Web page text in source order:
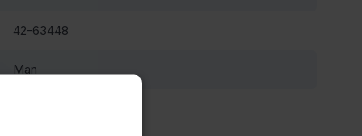
42-63448
Man